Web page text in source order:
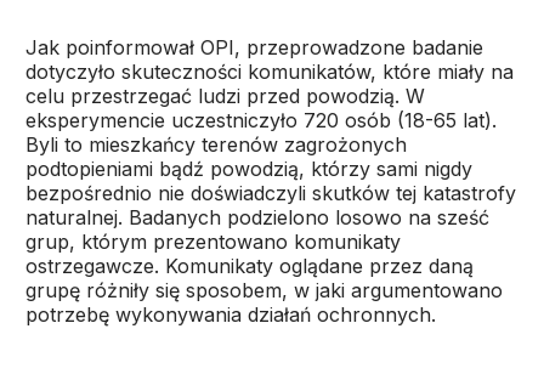
Jak poinformował OPI, przeprowadzone badanie
dotyczyło skuteczności komunikatów, które miały na
celu przestrzegać ludzi przed powodzią. W
eksperymencie uczestniczyło 720 osób (18-65 lat).
Byli to mieszkańcy terenów zagrożonych
podtopieniami bądź powodzią, którzy sami nigdy
bezpośrednio nie doświadczyli skutków tej katastrofy
naturalnej. Badanych podzielono losowo na sześć
grup, którym prezentowano komunikaty
ostrzegawcze. Komunikaty oglądane przez daną
grupę różniły się sposobem, w jaki argumentowano
potrzebę wykonywania działań ochronnych.